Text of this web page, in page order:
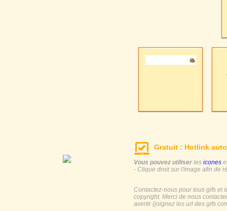
Gratuit : Hotlink
Vous pouvez utiliser les icones
- Clique droit sur l'image afin de
Contactez-nous pour tous gifs et
copyright. Merci de nous
avertir (joignez les url des gifs